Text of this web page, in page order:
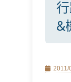
&
Posted
2011/